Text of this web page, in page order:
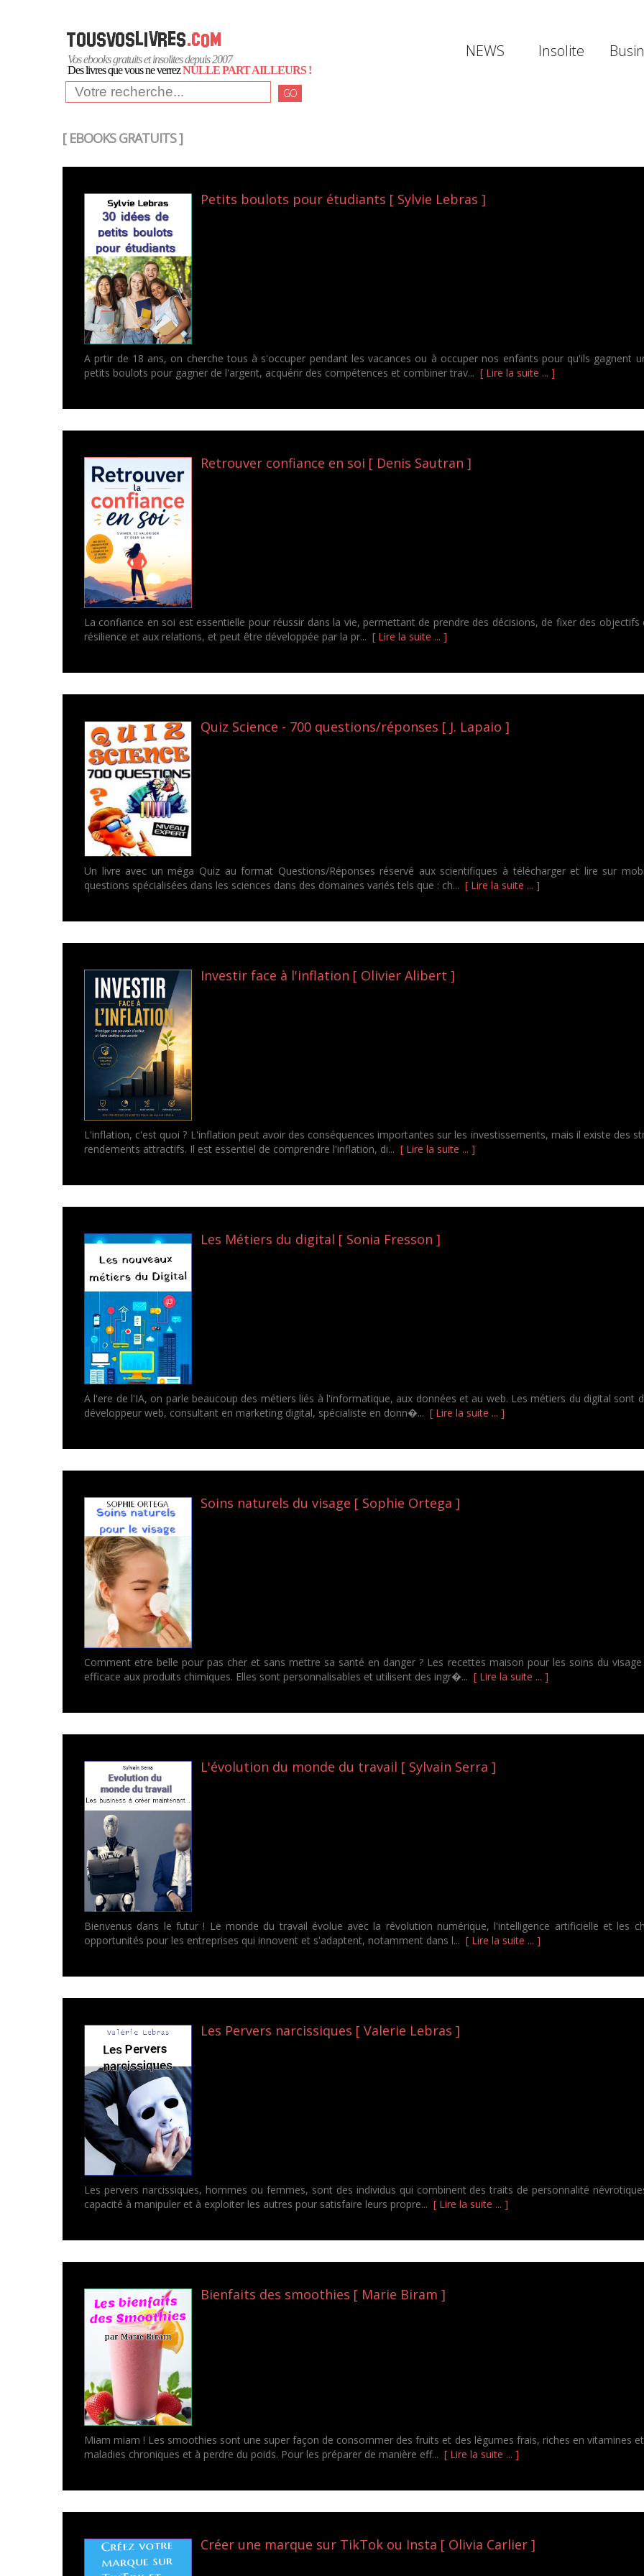
Vos ebooks gratuits et insolites depuis 2007
Des livres que vous ne verrezNULLE PART AILLEURS !
GO
NEWS Insolite
[ EBOOKS GRATUITS ]
Petits boulots pour étudiants [ Sylvie Lebras ]
A prtir de 18 ans, on cherche tous à s'occuper pendant les vacances ou à occuper nos enfants pour qu'ils gagnent
petits boulots pour gagner de l'argent, acquérir des compétences et combiner trav... [ Lire la suite ... ]
Retrouver confiance en soi [ Denis Sautran ]
La confiance en soi est essentielle pour réussir dans la vie, permettant de prendre des décisions, de fixer des
résilience et aux relations, et peut être développée par la pr... [ Lire la suite ... ]
Quiz Science - 700 questions/réponses [ J. Lapaio ]
Un livre avec un méga Quiz au format Questions/Réponses réservé aux scientifiques à télécharger et lire sur
questions spécialisées dans les sciences dans des domaines variés tels que : ch... [ Lire la suite ... ]
Investir face à l'inflation [ Olivier Alibert ]
L'inflation, c'est quoi ? L'inflation peut avoir des conséquences importantes sur les investissements, mais il existe des
rendements attractifs. Il est essentiel de comprendre l'inflation, di... [ Lire la suite ... ]
Les Métiers du digital [ Sonia Fresson ]
A l'ere de l'IA, on parle beaucoup des métiers liés à l'informatique, aux données et au web. Les métiers du digital sont
développeur web, consultant en marketing digital, spécialiste en donn�... [ Lire la suite ... ]
Soins naturels du visage [ Sophie Ortega ]
Comment etre belle pour pas cher et sans mettre sa santé en danger ? Les recettes maison pour les soins du
efficace aux produits chimiques. Elles sont personnalisables et utilisent des ingr�... [ Lire la suite ... ]
L'évolution du monde du travail [ Sylvain Serra ]
Bienvenus dans le futur ! Le monde du travail évolue avec la révolution numérique, l'intelligence artificielle et les
opportunités pour les entreprises qui innovent et s'adaptent, notamment dans l... [ Lire la suite ... ]
Les Pervers narcissiques [ Valerie Lebras ]
Les pervers narcissiques, hommes ou femmes, sont des individus qui combinent des traits de personnalité
capacité à manipuler et à exploiter les autres pour satisfaire leurs propre... [ Lire la suite ... ]
Bienfaits des smoothies [ Marie Biram ]
Miam miam ! Les smoothies sont une super façon de consommer des fruits et des légumes frais, riches en vitamines
maladies chroniques et à perdre du poids. Pour les préparer de manière eff... [ Lire la suite ... ]
Créer une marque sur TikTok ou Insta [ Olivia Carlier ]